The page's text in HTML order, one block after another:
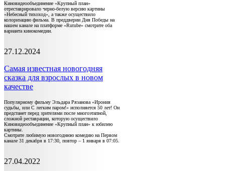
Киновидеообъединение «Крупный план»
отреставрировало черно-белую версию картины
«Небесный тихоход», а также осуществило
колоризацию фильма. В преддверии Дня Победы на
нашем канале на платформе «Rutube» смотрите оба
варианта кинокомедии.
27.12.2024
Самая известная новогодняя
сказка для взрослых в новом
качестве
Популярному фильму Эльдара Рязанова «Ирония
судьбы, или С легким паром!» исполняется 50 лет! Он
предстанет перед зрителями после многоэтапной,
сложной реставрации, которую осуществило
Киновидеообъединение «Крупный план» к юбилею
картины.
Смотрите любимую новогоднюю комедию на Первом
канале 31 декабря в 17:30, повтор – 1 января в 07:05.
27.04.2022